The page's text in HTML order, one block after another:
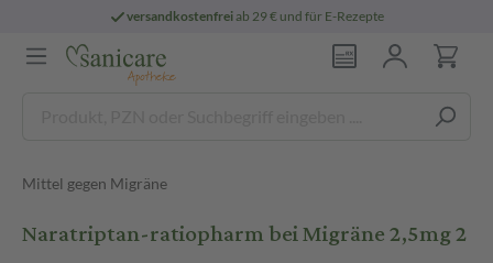
versandkostenfreiab 29 € und für E-Rezepte
Mittel gegen Migräne
Naratriptan-ratiopharm bei Migräne 2,5mg 2